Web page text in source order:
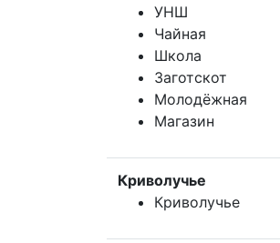
УНШ
Чайная
Школа
Заготскот
Молодёжная
Магазин
Криволучье
Криволучье